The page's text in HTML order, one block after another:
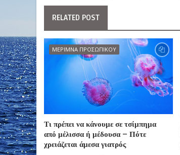
RELATED POST
ΜΕΡΙΜΝΑ ΠΡΟΣΩΠΙΚΟΥ
Τι πρέπει να κάνουμε σε τσίμπημα
από μέλισσα ή μέδουσα – Πότε
χρειάζεται άμεσα γιατρός